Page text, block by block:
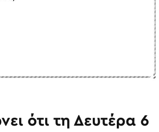
ότι τη Δευτέρα 6